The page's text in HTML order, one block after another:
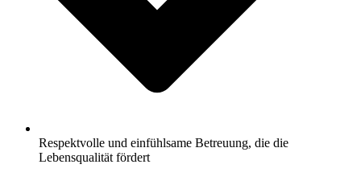
Respektvolle und einfühlsame Betreuung, die die
Lebensqualität fördert